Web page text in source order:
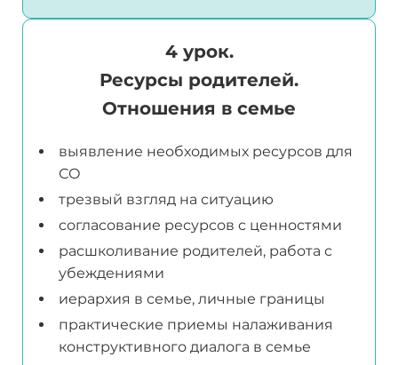
4 урок.
Ресурсы родителей.
Отношения в семье
выявление необходимых ресурсов для
СО
трезвый взгляд на ситуацию
согласование ресурсов с ценностями
расшколивание родителей, работа с
убеждениями
иерархия в семье, личные границы
практические приемы налаживания
конструктивного диалога в семье